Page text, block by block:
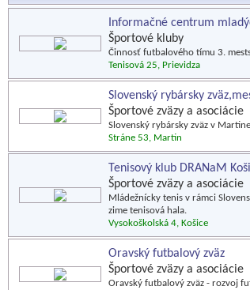
Informačné centrum
Športové kluby
Činnosť futbalového tímu 3.
Tenisová 25, Prievidza
Slovenský rybársky
Športové zväzy a asociácie
Slovenský rybársky zväz v
Stráne 53, Martin
Tenisový klub DRANaM
Športové zväzy a asociácie
Mládežnícky tenis v rámci
zime tenisová hala.
Vysokoškolská 4, Košice
Oravský futbalový zväz
Športové zväzy a asociácie
Oravský futbalový zväz - rozvoj